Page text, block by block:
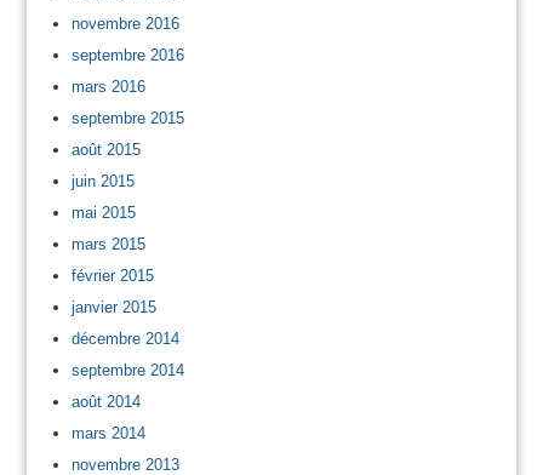
novembre 2016
septembre 2016
mars 2016
septembre 2015
août 2015
juin 2015
mai 2015
mars 2015
février 2015
janvier 2015
décembre 2014
septembre 2014
août 2014
mars 2014
novembre 2013